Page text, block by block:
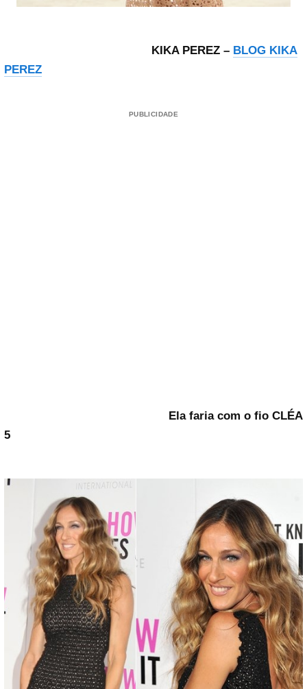
KIKA PEREZ – BLOG KIKA
PEREZ
PUBLICIDADE
Ela faria com o fio CLÉA
5